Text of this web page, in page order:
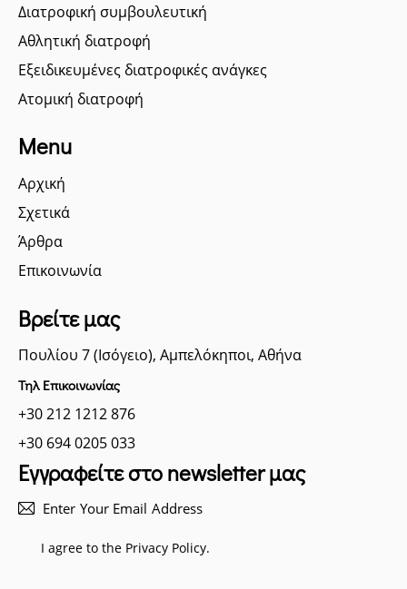
Διατροφική συμβουλευτική
Αθλητική διατροφή
Εξειδικευμένες διατροφικές ανάγκες
Ατομική διατροφή
Menu
Αρχική
Σχετικά
Άρθρα
Επικοινωνία
Βρείτε μας
Πουλίου 7 (Ισόγειο), Αμπελόκηποι, Αθήνα
Τηλ Επικοινωνίας
+30 212 1212 876
+30 694 0205 033
Εγγραφείτε στο newsletter μας
I agree to the Privacy Policy.